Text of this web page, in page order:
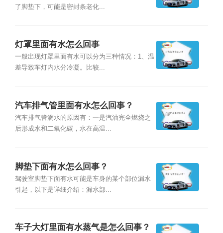
了脚垫下，可能是密封条老化...
灯罩里面有水怎么回事
一般出现灯罩里面有水可以分为三种情况：1、温
差导致车灯内水分冷凝。比较...
汽车排气管里面有水怎么回事？
汽车排气管滴水的原因有：一是汽油完全燃烧之
后形成水和二氧化碳，水在高温...
脚垫下面有水怎么回事？
驾驶室脚垫下面有水可能是车身的某个部位漏水
引起，以下是详细介绍：漏水部...
车子大灯里面有水蒸气是怎么回事？